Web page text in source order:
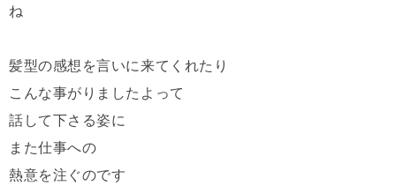
ね
髪型の感想を言いに来てくれたり
こんな事がりましたよって
話して下さる姿に
また仕事への
熱意を注ぐのです